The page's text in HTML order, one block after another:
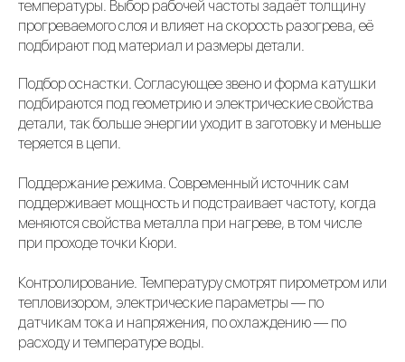
температуры. Выбор рабочей частоты задаёт толщину
прогреваемого слоя и влияет на скорость разогрева, её
подбирают под материал и размеры детали.
Подбор оснастки. Согласующее звено и форма катушки
подбираются под геометрию и электрические свойства
детали, так больше энергии уходит в заготовку и меньше
теряется в цепи.
Поддержание режима. Современный источник сам
поддерживает мощность и подстраивает частоту, когда
меняются свойства металла при нагреве, в том числе
при проходе точки Кюри.
Контролирование. Температуру смотрят пирометром или
тепловизором, электрические параметры — по
датчикам тока и напряжения, по охлаждению — по
расходу и температуре воды.